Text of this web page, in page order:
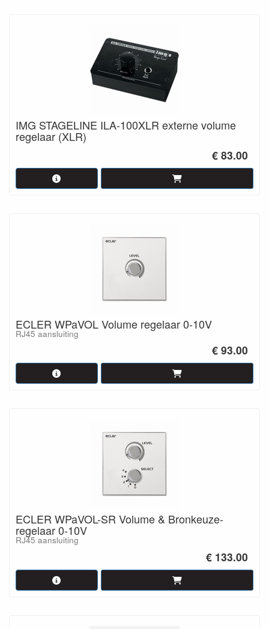
IMG STAGELINE ILA-100XLR externe volume
regelaar (XLR)
€ 83.00
ECLER WPaVOL Volume regelaar 0-10V
RJ45 aansluiting
€ 93.00
ECLER WPaVOL-SR Volume & Bronkeuze-
regelaar 0-10V
RJ45 aansluiting
€ 133.00